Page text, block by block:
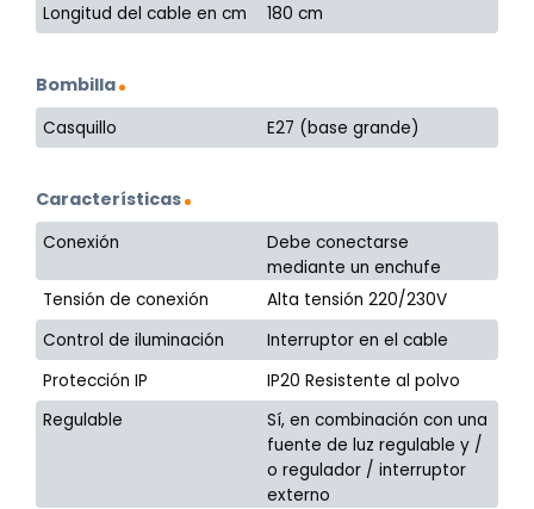
Longitud del cable en cm 180 cm
Bombilla
Casquillo E27 (base grande)
Características
Conexión
Debe conectarse
mediante un enchufe
Tensión de conexión
Alta tensión 220/230V
Control de iluminación
Interruptor en el cable
Protección IP
IP20 Resistente al polvo
Regulable
Sí, en combinación con una
fuente de luz regulable y /
o regulador / interruptor
externo